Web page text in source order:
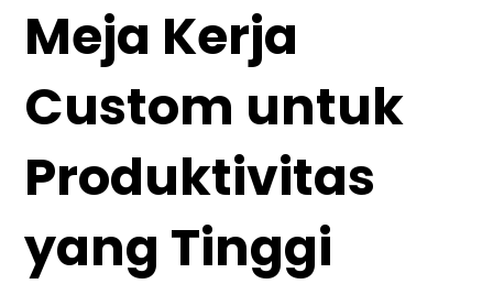
Meja Kerja
Custom untuk
Produktivitas
yang Tinggi